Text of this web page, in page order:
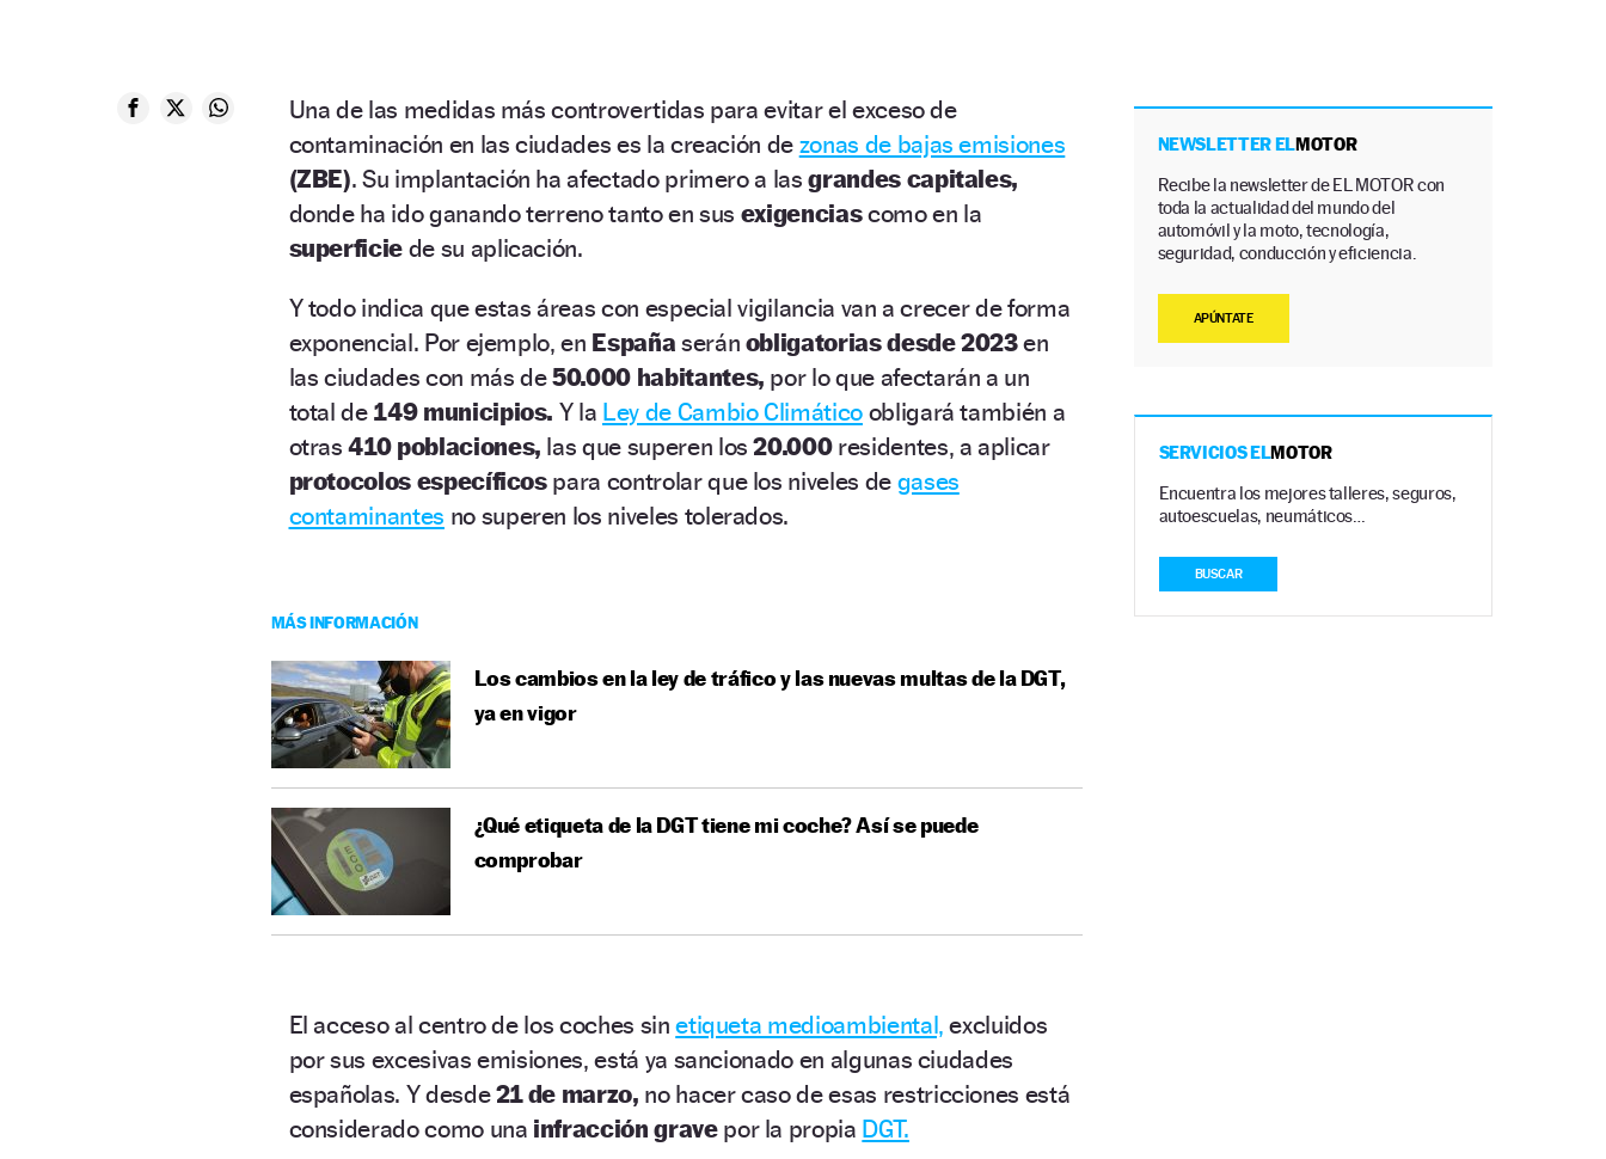
Una de las medidas más controvertidas para evitar el exceso de
contaminación en las ciudades es la creación de zonas de bajas emisiones
(ZBE). Su implantación ha afectado primero a lasgrandes capitales,
donde ha ido ganando terreno tanto en sus exigenciascomo en la
superficie de su aplicación.
Y todo indica que estas áreas con especial vigilancia van a crecer de forma
exponencial. Por ejemplo, en España serán obligatorias desde 2023en
las ciudades con más de50.000 habitantes, por lo que afectarán a un
total de 149 municipios. Y la Ley de Cambio Climáticoobligará también a
otras410 poblaciones, las que superen los20.000residentes, a aplicar
protocolos específicospara controlar que los niveles de gases
contaminantes no superen los niveles tolerados.
MÁS INFORMACIÓN
Los cambios en la ley de tráfico y las nuevas multas de la DGT,
ya en vigor
¿Qué etiqueta de la DGT tiene mi coche? Así se puede
comprobar
El acceso al centro de los coches sinetiqueta medioambiental, excluidos
por sus excesivas emisiones, está ya sancionado en algunas ciudades
españolas. Y desde21 de marzo, no hacer caso de esas restricciones está
considerado como una infracción gravepor la propia DGT.
NEWSLETTER ELMOTOR
Recibe la newsletter de EL MOTOR con
toda la actualidad del mundo del
automóvil y la moto, tecnología,
seguridad, conducción y eficiencia.
APÚNTATE
SERVICIOS ELMOTOR
Encuentra los mejores talleres, seguros,
autoescuelas, neumáticos…
BUSCAR